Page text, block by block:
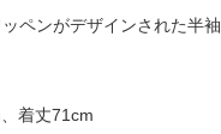
ペンがデザインされた半
着丈71cm